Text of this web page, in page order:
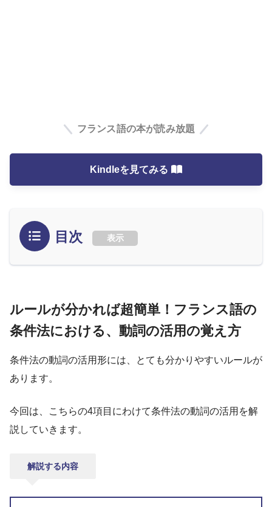
フランス語の本が読み放題
Kindleを見てみる
目次 表示
ルールが分かれば超簡単！フランス語の
条件法における、動詞の活用の覚え方
条件法の動詞の活用形には、とても分かりやすいルールが
あります。
今回は、こちらの4項目にわけて条件法の動詞の活用を解
説していきます。
解説する内容